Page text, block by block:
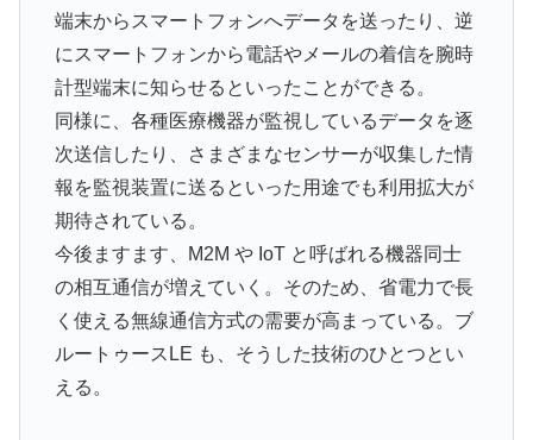
端末からスマートフォンへデータを送ったり、逆
にスマートフォンから電話やメールの着信を腕時
計型端末に知らせるといったことができる。
同様に、各種医療機器が監視しているデータを逐
次送信したり、さまざまなセンサーが収集した情
報を監視装置に送るといった用途でも利用拡大が
期待されている。
今後ますます、M2M や IoT と呼ばれる機器同士
の相互通信が増えていく。そのため、省電力で長
く使える無線通信方式の需要が高まっている。ブ
ルートゥースLE も、そうした技術のひとつとい
える。